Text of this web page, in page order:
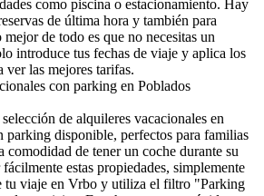
como piscina o estacionamiento. Hay
de última hora y también para
de todo es que no necesitas un
introduce tus fechas de viaje y aplica los
ver las mejores tarifas.
con parking en Poblados
de alquileres vacacionales en
parking disponible, perfectos para familias
comodidad de tener un coche durante su
estas propiedades, simplemente
tu viaje en Vrbo y utiliza el filtro "Parking